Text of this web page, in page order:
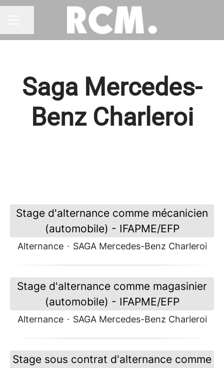
Partager la page
Saga Mercedes-
Benz Charleroi
Stage d'alternance comme mécanicien
(automobile) - IFAPME/EFP
Alternance · SAGA Mercedes-Benz Charleroi
Stage d'alternance comme magasinier
(automobile) - IFAPME/EFP
Alternance · SAGA Mercedes-Benz Charleroi
Stage sous contrat d'alternance comme